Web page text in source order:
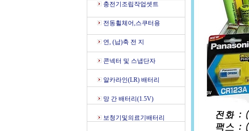
충전기조립작업셋트
전동휠체어,스쿠터용
연, (납)축 전 지
콘넥터 및 스냅단자
알카라인(LR) 배터리
망 간 배터리(1.5V)
보청기및의료기배터리